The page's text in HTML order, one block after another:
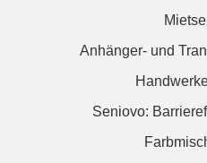
Anhänger- und
Seniovo: